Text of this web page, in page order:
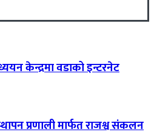
केन्द्रमा वडाको इन्टरनेट
प्रणाली मार्फत राजश्व संकलन